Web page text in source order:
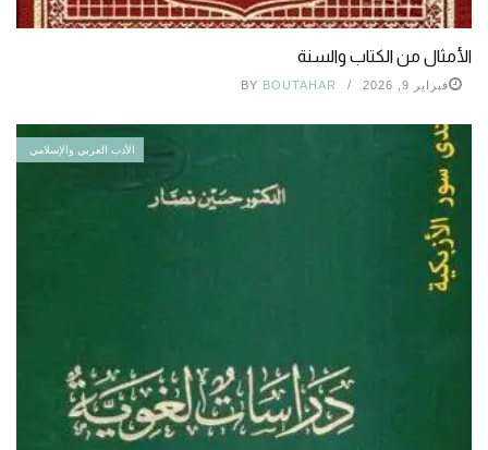
الأمثال من الكتاب والسنة
فبراير 9, 2026 BY BOUTAHAR
الأدب العربي والإسلامي